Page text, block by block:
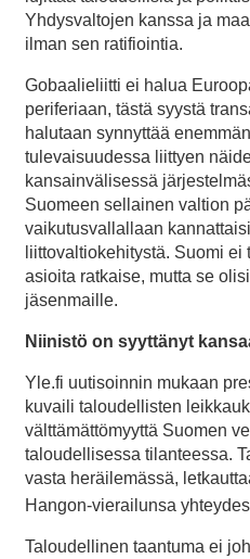
Yhdysvaltojen kanssa ja
ilman sen ratifiointia.
Gobaalieliitti ei halua
periferiaan, tästä syystä
halutaan synnyttää
tulevaisuudessa liittyen
kansainvälisessä
Suomeen sellainen valtion
vaikutusvallallaan
liittovaltiokehitystä. Suomi
asioita ratkaise, mutta se
jäsenmaille.
Niinistö on syyttänyt
Yle.fi uutisoinnin mukaan
kuvaili taloudellisten
välttämättömyyttä Suomen
taloudellisessa tilanteessa.
vasta heräilemässä,
Hangon-vierailunsa
Taloudellinen taantuma ei